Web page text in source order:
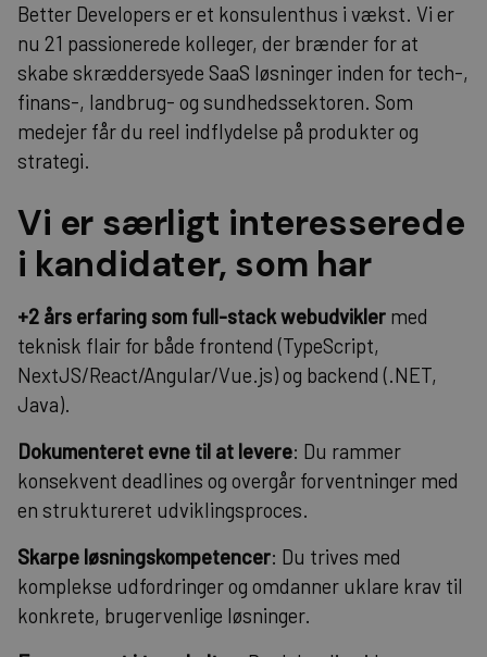
Better Developers er et konsulenthus i vækst. Vi er
nu 21 passionerede kolleger, der brænder for at
skabe skræddersyede SaaS løsninger inden for tech-,
finans-, landbrug- og sundhedssektoren. Som
medejer får du reel indflydelse på produkter og
strategi.
Vi er særligt interesserede
i kandidater, som har
+2 års erfaring som full-stack webudvikler med
teknisk flair for både frontend (TypeScript,
NextJS/React/Angular/Vue.js) og backend (.NET,
Java).
Dokumenteret evne til at levere: Du rammer
konsekvent deadlines og overgår forventninger med
en struktureret udviklingsproces.
Skarpe løsningskompetencer: Du trives med
komplekse udfordringer og omdanner uklare krav til
konkrete, brugervenlige løsninger.